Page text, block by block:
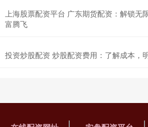
上海股票配资平台 广东期货配资：解锁无
富腾飞
投资炒股配资 炒股配资费用：了解成本，